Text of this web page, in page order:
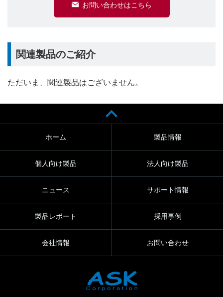
お問い合わせはこちら
関連製品のご紹介
ただいま、関連製品はございません。
ホーム 製品情報
個人向け製品 法人向け製品
ニュース サポート情報
製品レポート 採用事例
会社情報 お問い合わせ